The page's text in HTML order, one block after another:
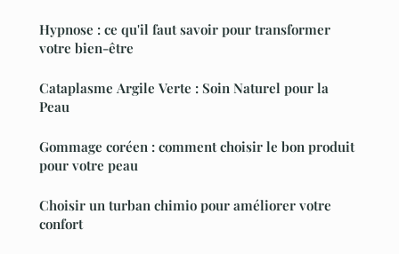
Hypnose : ce qu'il faut savoir pour transformer
votre bien-être
Cataplasme Argile Verte : Soin Naturel pour la
Peau
Gommage coréen : comment choisir le bon produit
pour votre peau
Choisir un turban chimio pour améliorer votre
confort